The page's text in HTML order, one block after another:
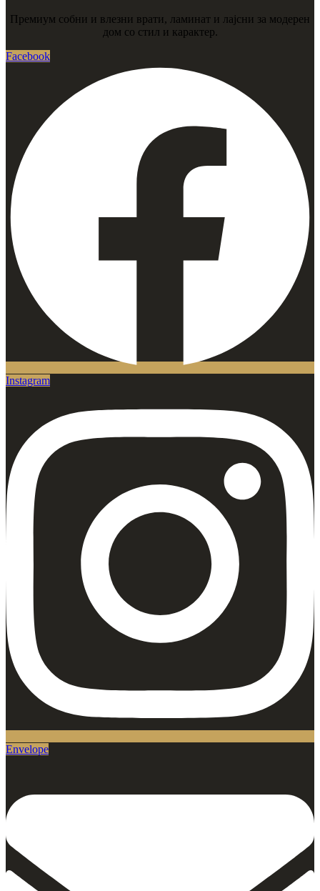
Премиум собни и влезни врати, ламинат и лајсни за модерен
дом со стил и карактер.
Facebook
Instagram
Envelope